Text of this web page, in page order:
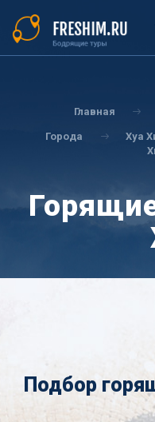
основному
содержанию
Главная
Города Хуа
Подбор